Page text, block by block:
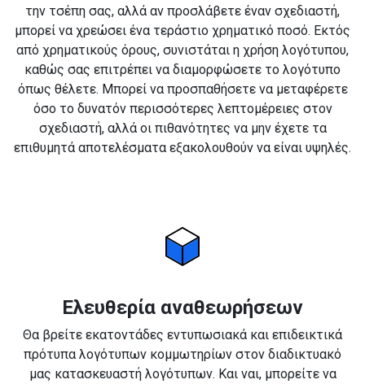
την τσέπη σας, αλλά αν προσλάβετε έναν σχεδιαστή,
μπορεί να χρεώσει ένα τεράστιο χρηματικό ποσό. Εκτός
από χρηματικούς όρους, συνιστάται η χρήση λογότυπου,
καθώς σας επιτρέπει να διαμορφώσετε το λογότυπο
όπως θέλετε. Μπορεί να προσπαθήσετε να μεταφέρετε
όσο το δυνατόν περισσότερες λεπτομέρειες στον
σχεδιαστή, αλλά οι πιθανότητες να μην έχετε τα
επιθυμητά αποτελέσματα εξακολουθούν να είναι υψηλές.
Ελευθερία αναθεωρήσεων
Θα βρείτε εκατοντάδες εντυπωσιακά και επιδεικτικά
πρότυπα λογότυπων κομμωτηρίων στον διαδικτυακό
μας κατασκευαστή λογότυπων. Και ναι, μπορείτε να